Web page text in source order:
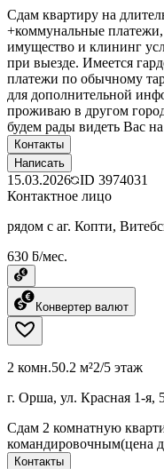
Сдам квартиру на
+коммунальные платежи,
имущество и клининг
при выезде. Имеется
платежи по обычному
для дополнительной
проживаю в другом
будем рады видеть Вас
Контакты
Написать
15.03.2026 ID 3974031
Контактное лицо
рядом с аг. Копти,
630 ƃ/мес.
Конвертер валют
2 комн.50.2 м²2/5 этаж
г. Орша, ул. Красная 1-я,
Сдам 2 комнатную
командировочным(цена
Контакты